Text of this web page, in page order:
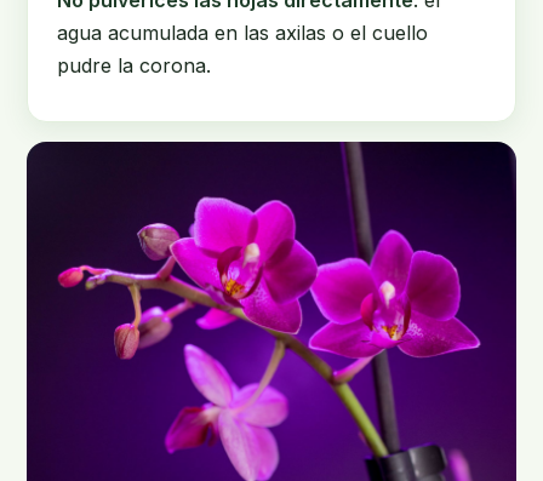
agua acumulada en las axilas o el cuello
pudre la corona.